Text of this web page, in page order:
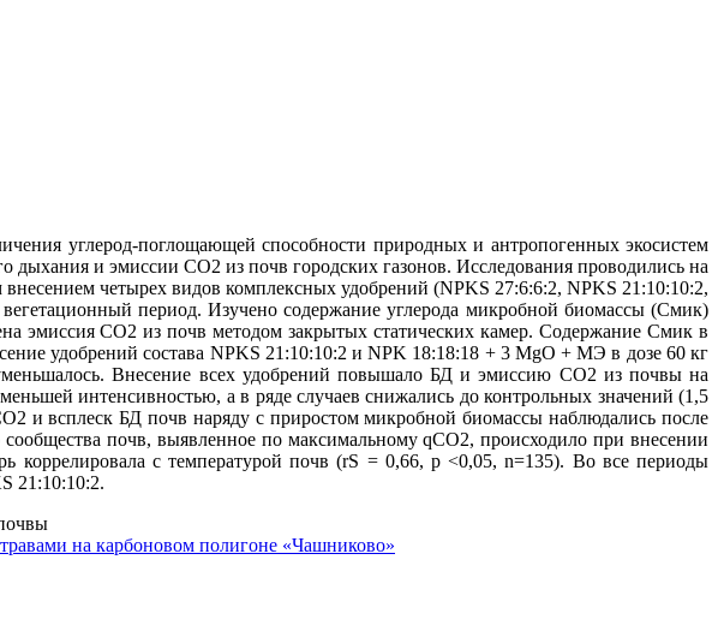
углерод-поглощающей способности природных и антропогенных экосистем
и эмиссии СО2 из почв городских газонов. Исследования проводились на
четырех видов комплексных удобрений (NPKS 27:6:6:2, NPKS 21:10:10:2,
период. Изучено содержание углерода микробной биомассы (Смик)
эмиссия СО2 из почв методом закрытых статических камер. Содержание Смик в
удобрений состава NPKS 21:10:10:2 и NPK 18:18:18 + 3 MgO + МЭ в дозе 60 кг
Внесение всех удобрений повышало БД и эмиссию СО2 из почвы на
интенсивностью, а в ряде случаев снижались до контрольных значений (1,5
и всплеск БД почв наряду с приростом микробной биомассы наблюдались после
почв, выявленное по максимальному qCO2, происходило при внесении
с температурой почв (rS = 0,66, р <0,05, n=135). Во все периоды
21:10:10:2.
на карбоновом полигоне «Чашниково»